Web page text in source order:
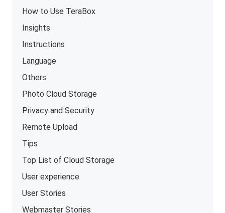
How to Use TeraBox
Insights
Instructions
Language
Others
Photo Cloud Storage
Privacy and Security
Remote Upload
Tips
Top List of Cloud Storage
User experience
User Stories
Webmaster Stories